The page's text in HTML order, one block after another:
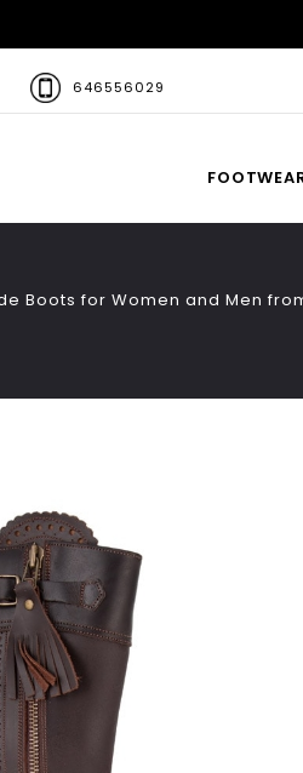
646556029
Boots for Women and Men